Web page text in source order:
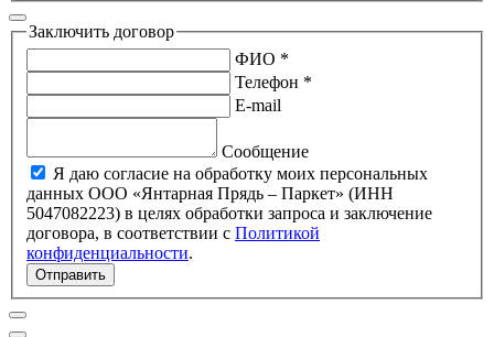
Заключить договор
ФИО *
Телефон *
E-mail
Сообщение
Я даю согласие на обработку моих персональных
данных ООО «Янтарная Прядь – Паркет» (ИНН
5047082223) в целях обработки запроса и заключение
договора, в соответствии с Политикой
конфиденциальности.
Отправить